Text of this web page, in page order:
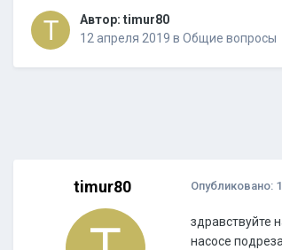
Автор: timur80
12 апреля 2019 в Общие вопросы
timur80 Опубликовано:
здравствуйте
насосе